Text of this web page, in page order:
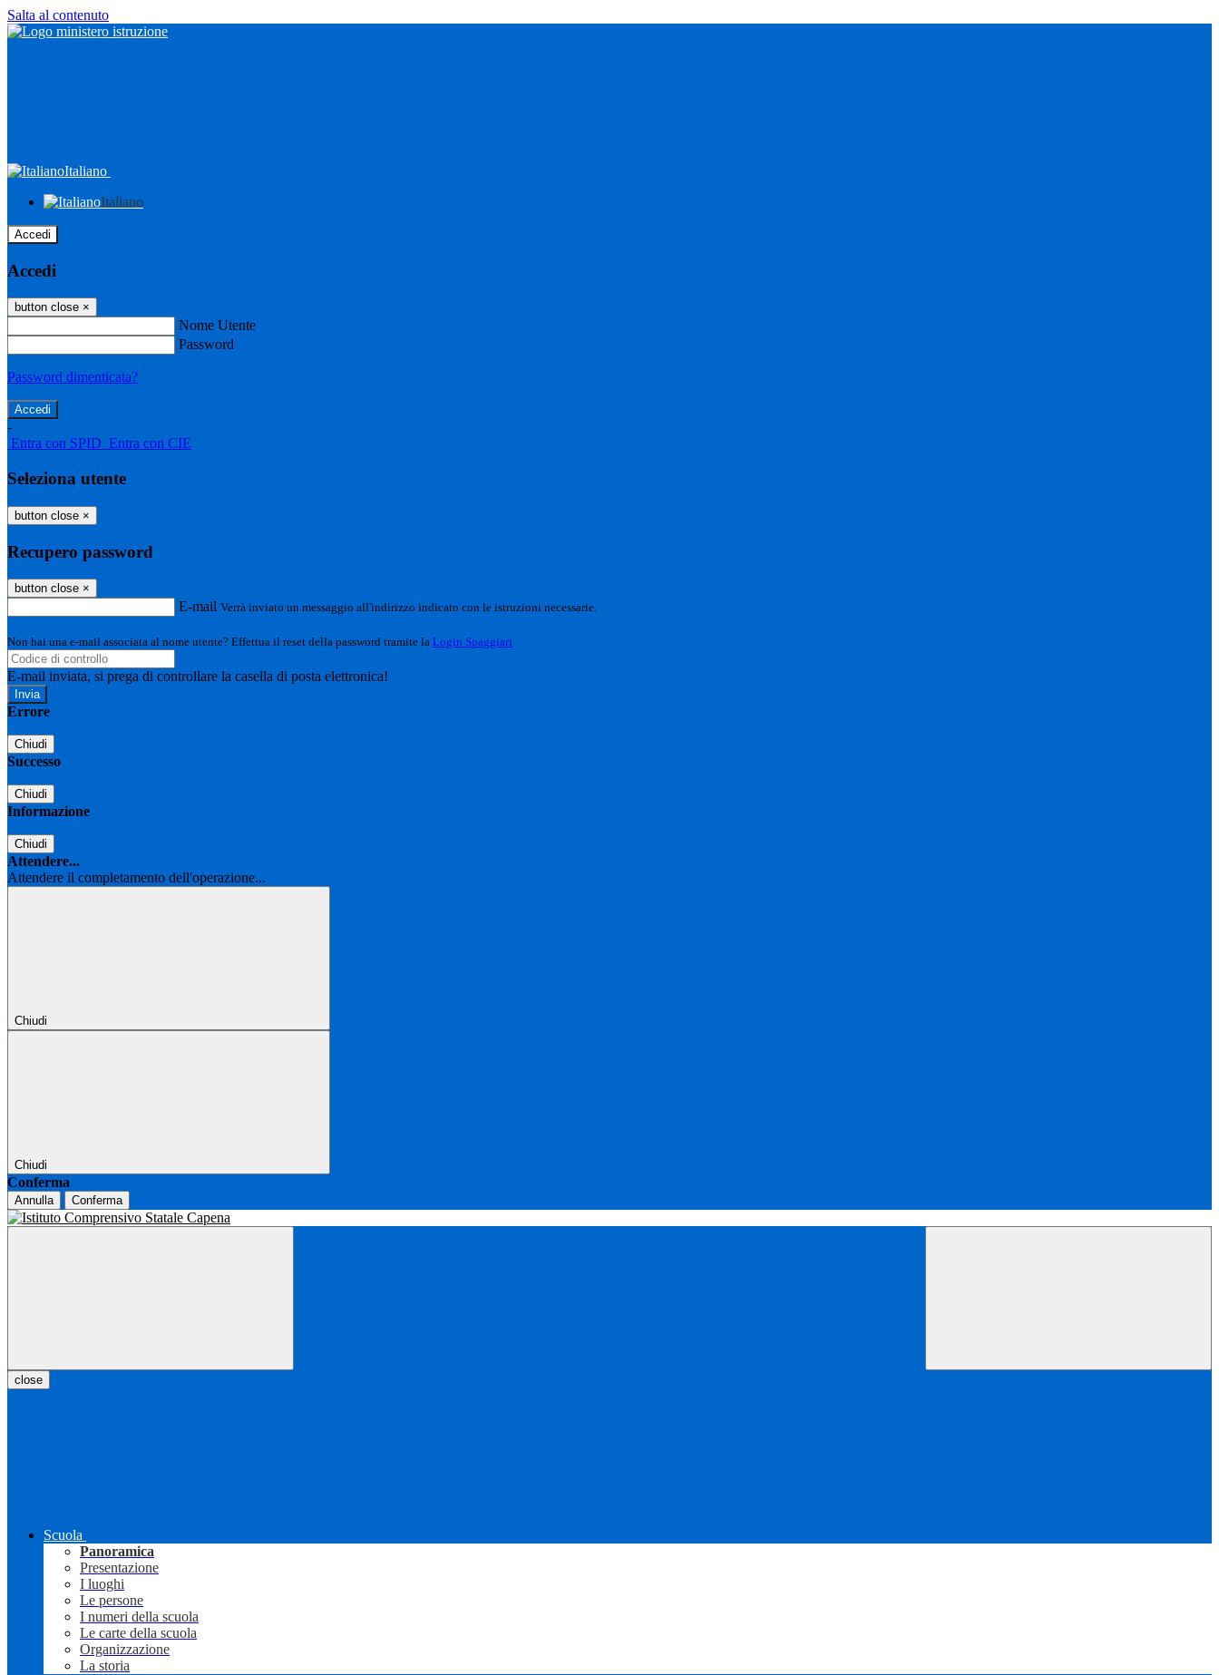
Salta al contenuto
Italiano
Italiano
Accedi
Accedi
button close ×
Nome Utente
Password
Password dimenticata?
-
Entra con SPID Entra con CIE
Seleziona utente
button close ×
Recupero password
button close ×
E-mail Verrà inviato un messaggio all'indirizzo indicato con le istruzioni necessarie.
Non hai una e-mail associata al nome utente? Effettua il reset della password tramite la Login Spaggiari
E-mail inviata, si prega di controllare la casella di posta elettronica!
Errore
Chiudi
Successo
Chiudi
Informazione
Chiudi
Attendere...
Attendere il completamento dell'operazione...
Chiudi
Chiudi
Conferma
Annulla Conferma
close
Scuola
Panoramica
Presentazione
I luoghi
Le persone
I numeri della scuola
Le carte della scuola
Organizzazione
La storia